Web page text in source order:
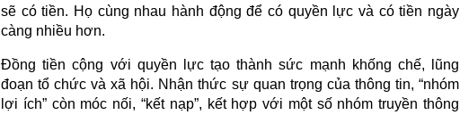
sẽ có tiền. Họ cùng nhau hành động để có quyền lực và có tiền ngày
càng nhiều hơn.
Đồng tiền cộng với quyền lực tạo thành sức mạnh khống chế, lũng
đoạn tổ chức và xã hội. Nhận thức sự quan trọng của thông tin, “nhóm
lợi ích” còn móc nối, “kết nạp”, kết hợp với một số nhóm truyền thông